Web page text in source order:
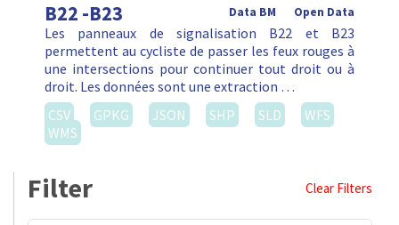
B22 -B23 Open Data
Data BM
Les panneaux de signalisation B22 et B23
permettent au cycliste de passer les feux rouges à
une intersections pour continuer tout droit ou à
droit. Les données sont une extraction …
CSV
GPKG JSON SHP SLD
WFS
WMS
Filter Clear Filters